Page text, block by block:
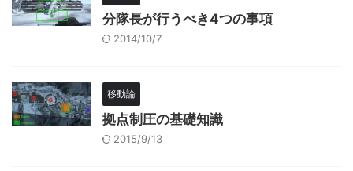
分隊長が行うべき4つの事項
2014/10/7
移動論
拠点制圧の基礎知識
2015/9/13